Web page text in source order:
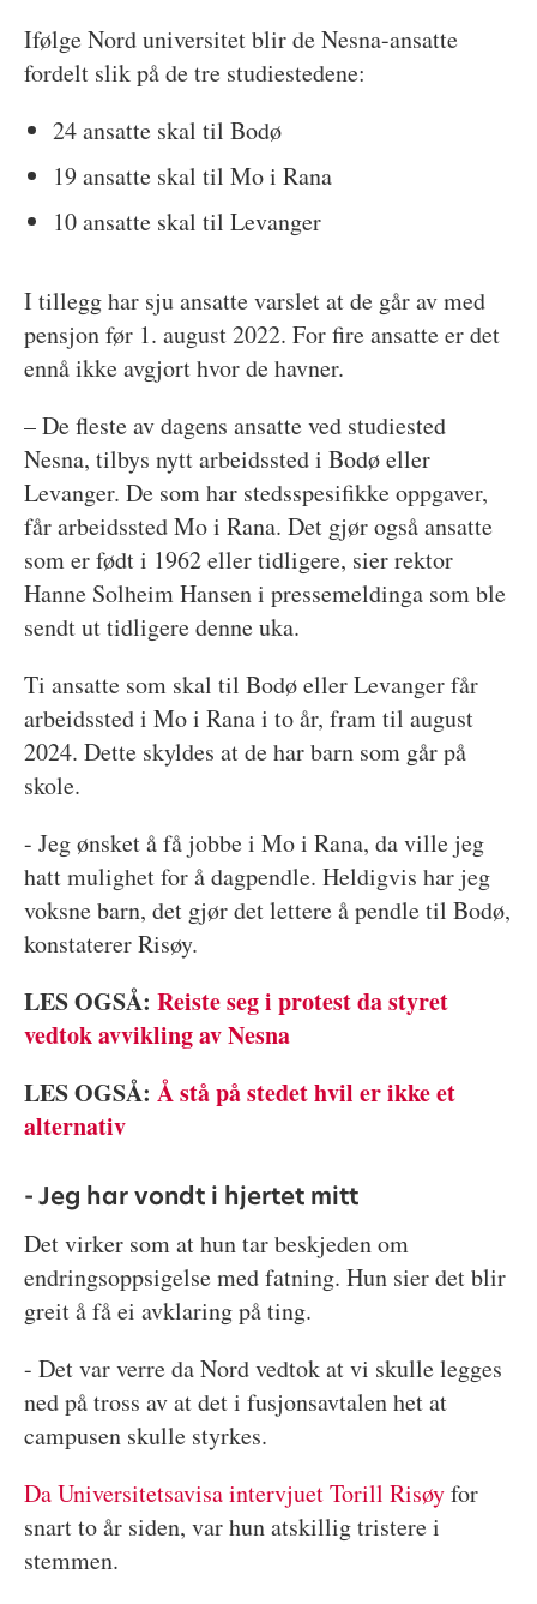
Ifølge Nord universitet blir de Nesna-ansatte
fordelt slik på de tre studiestedene:
24 ansatte skal til Bodø
19 ansatte skal til Mo i Rana
10 ansatte skal til Levanger
I tillegg har sju ansatte varslet at de går av med
pensjon før 1. august 2022. For fire ansatte er det
ennå ikke avgjort hvor de havner.
– De fleste av dagens ansatte ved studiested
Nesna, tilbys nytt arbeidssted i Bodø eller
Levanger. De som har stedsspesifikke oppgaver,
får arbeidssted Mo i Rana. Det gjør også ansatte
som er født i 1962 eller tidligere, sier rektor
Hanne Solheim Hansen i pressemeldinga som ble
sendt ut tidligere denne uka.
Ti ansatte som skal til Bodø eller Levanger får
arbeidssted i Mo i Rana i to år, fram til august
2024. Dette skyldes at de har barn som går på
skole.
- Jeg ønsket å få jobbe i Mo i Rana, da ville jeg
hatt mulighet for å dagpendle. Heldigvis har jeg
voksne barn, det gjør det lettere å pendle til Bodø,
konstaterer Risøy.
LES OGSÅ: Reiste seg i protest da styret
vedtok avvikling av Nesna
LES OGSÅ: Å stå på stedet hvil er ikke et
alternativ
- Jeg har vondt i hjertet mitt
Det virker som at hun tar beskjeden om
endringsoppsigelse med fatning. Hun sier det blir
greit å få ei avklaring på ting.
- Det var verre da Nord vedtok at vi skulle legges
ned på tross av at det i fusjonsavtalen het at
campusen skulle styrkes.
Da Universitetsavisa intervjuet Torill Risøyfor
snart to år siden, var hun atskillig tristere i
stemmen.